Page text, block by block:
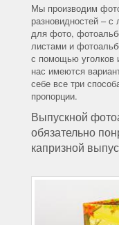
Мы производим
разновидностей –
для фото,
листами и
с помощью уголков
нас имеются
себе все три
пропорции.
Выпускной
обязательно
капризной